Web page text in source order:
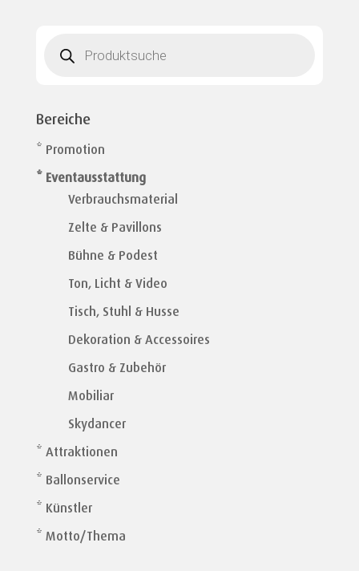
search
Bereiche
* Promotion
* Eventausstattung
Verbrauchsmaterial
Zelte & Pavillons
Bühne & Podest
Ton, Licht & Video
Tisch, Stuhl & Husse
Dekoration & Accessoires
Gastro & Zubehör
Mobiliar
Skydancer
* Attraktionen
* Ballonservice
* Künstler
* Motto/Thema